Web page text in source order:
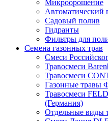
Микроорошение
Автоматический
Садовый полив
Гидранты
Фильтры для
Семена газонных трав
Смеси
Травосмеси
Травосмеси
Газонные
Травосмеси
(Германия)
Отдельные виды